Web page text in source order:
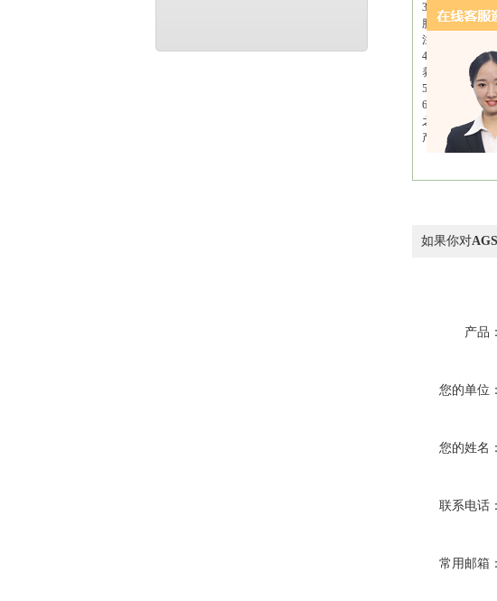
3 .加入1ml左
胞，放入培养
注意：部分细
4. 消化好后，
养基混匀终止
5.加入5ml左右
6. 显微镜下观
之贴壁后待细
产品使用 仅限
如果你对
产品：
您的单位：
您的姓名：
联系电话：
常用邮箱：